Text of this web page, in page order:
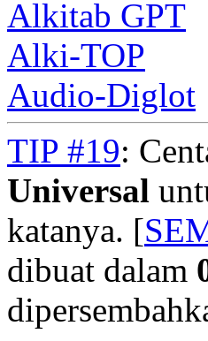
Alkitab GPT
Alki-TOP
Audio-Diglot
TIP #19:
Universal
katanya. [
dibuat dalam